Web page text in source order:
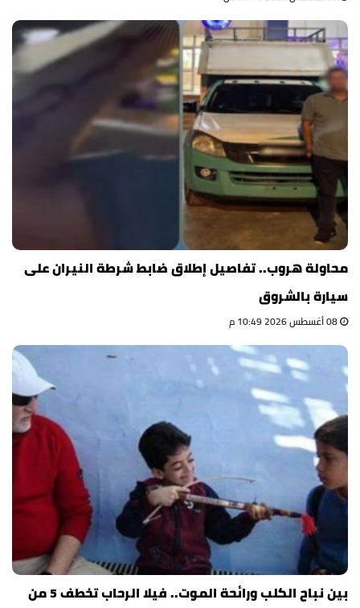
محاولة هروب.. تفاصيل إطلاق ضابط شرطة النيران على
سيارة بالشروق
بين نباح الكلب ورائحة الموت.. فيلا الرحاب تخطف 5 من